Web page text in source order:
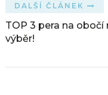
DALŠÍ ČLÁNEK
TOP 3 pera na
výběr!